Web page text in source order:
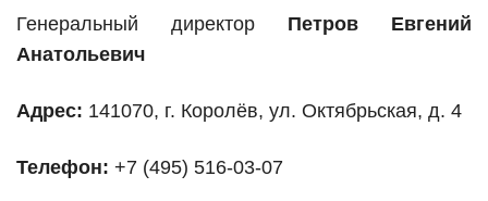
Генеральный директор Петров Евгений
Анатольевич
Адрес: 141070, г. Королёв, ул. Октябрьская, д. 4
Телефон: +7 (495) 516-03-07